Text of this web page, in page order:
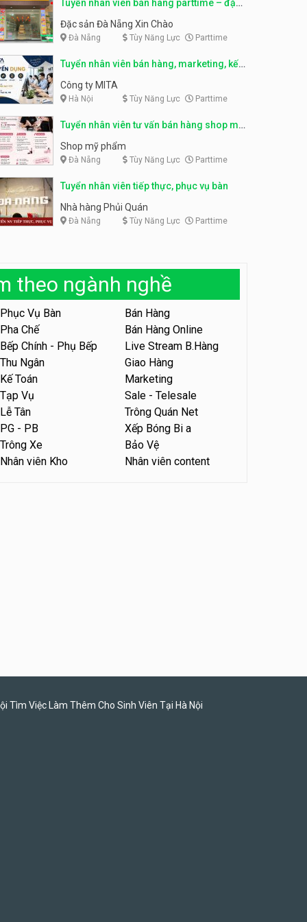
Tuyển nhân viên đóng gói
parttime
Shop online
partime, fulltime
động
Tuyển nhân viên bán hàng,
giữ xe parttime – Kibo Kid
video parttime
Công ty
Tuyển nhân viên tiếp thực,
phục vụ bàn
Tuyển nhân viên phục vụ ca
tối – quán kem dừa
Quán kem dừa
Tuyển nhân viên phụ bếp –
Bún Đậu Mắm Tôm – Bếp
Tuyển nhân viên bán hàng parttime – đặc
sản Đà Nẵng
Đặc sản Đà Nẵng Xin Chào
Đà Nẵng Tùy Năng Lực Parttime
Tuyển nhân viên bán hàng, marketing, kế
toán, kho – parttime, fulltime
Công ty MITA
Hà Nội Tùy Năng Lực Parttime
Tuyển nhân viên tư vấn bán hàng shop mỹ
phẩm
Shop mỹ phẩm
Đà Nẵng Tùy Năng Lực Parttime
Tuyển nhân viên tiếp thực, phục vụ bàn
Nhà hàng Phủi Quán
Đà Nẵng Tùy Năng Lực Parttime
theo ngành nghề
Phục Vụ Bàn
Bán Hàng
Pha Chế
Bán Hàng Online
Bếp Chính - Phụ Bếp
Live Stream B.Hàng
Thu Ngân
Giao Hàng
Kế Toán
Marketing
Tạp Vụ
Sale - Telesale
Lễ Tân
Trông Quán Net
PG - PB
Xếp Bóng Bi a
Trông Xe
Bảo Vệ
Nhân viên Kho Nhân viên content
Tìm Việc Làm Thêm Cho Sinh Viên Tại Hà Nội